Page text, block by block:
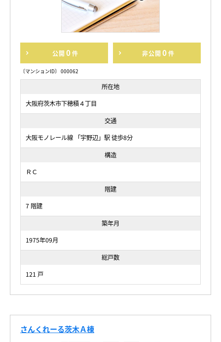
公開 0件 非公開 0件
〔マンションID〕 000062
所在地
大阪府茨木市下穂積４丁目
交通
大阪モノレール線 「宇野辺」駅 徒歩8分
構造
ＲＣ
階建
7 階建
築年月
1975年09月
総戸数
121 戸
さんくれーる茨木Ａ棟